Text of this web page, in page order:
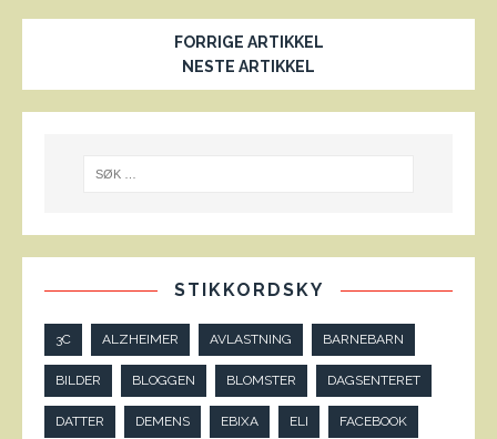
FORRIGE ARTIKKEL
NESTE ARTIKKEL
STIKKORDSKY
3C ALZHEIMER AVLASTNING BARNEBARN
BILDER BLOGGEN BLOMSTER DAGSENTERET
DATTER DEMENS EBIXA ELI FACEBOOK